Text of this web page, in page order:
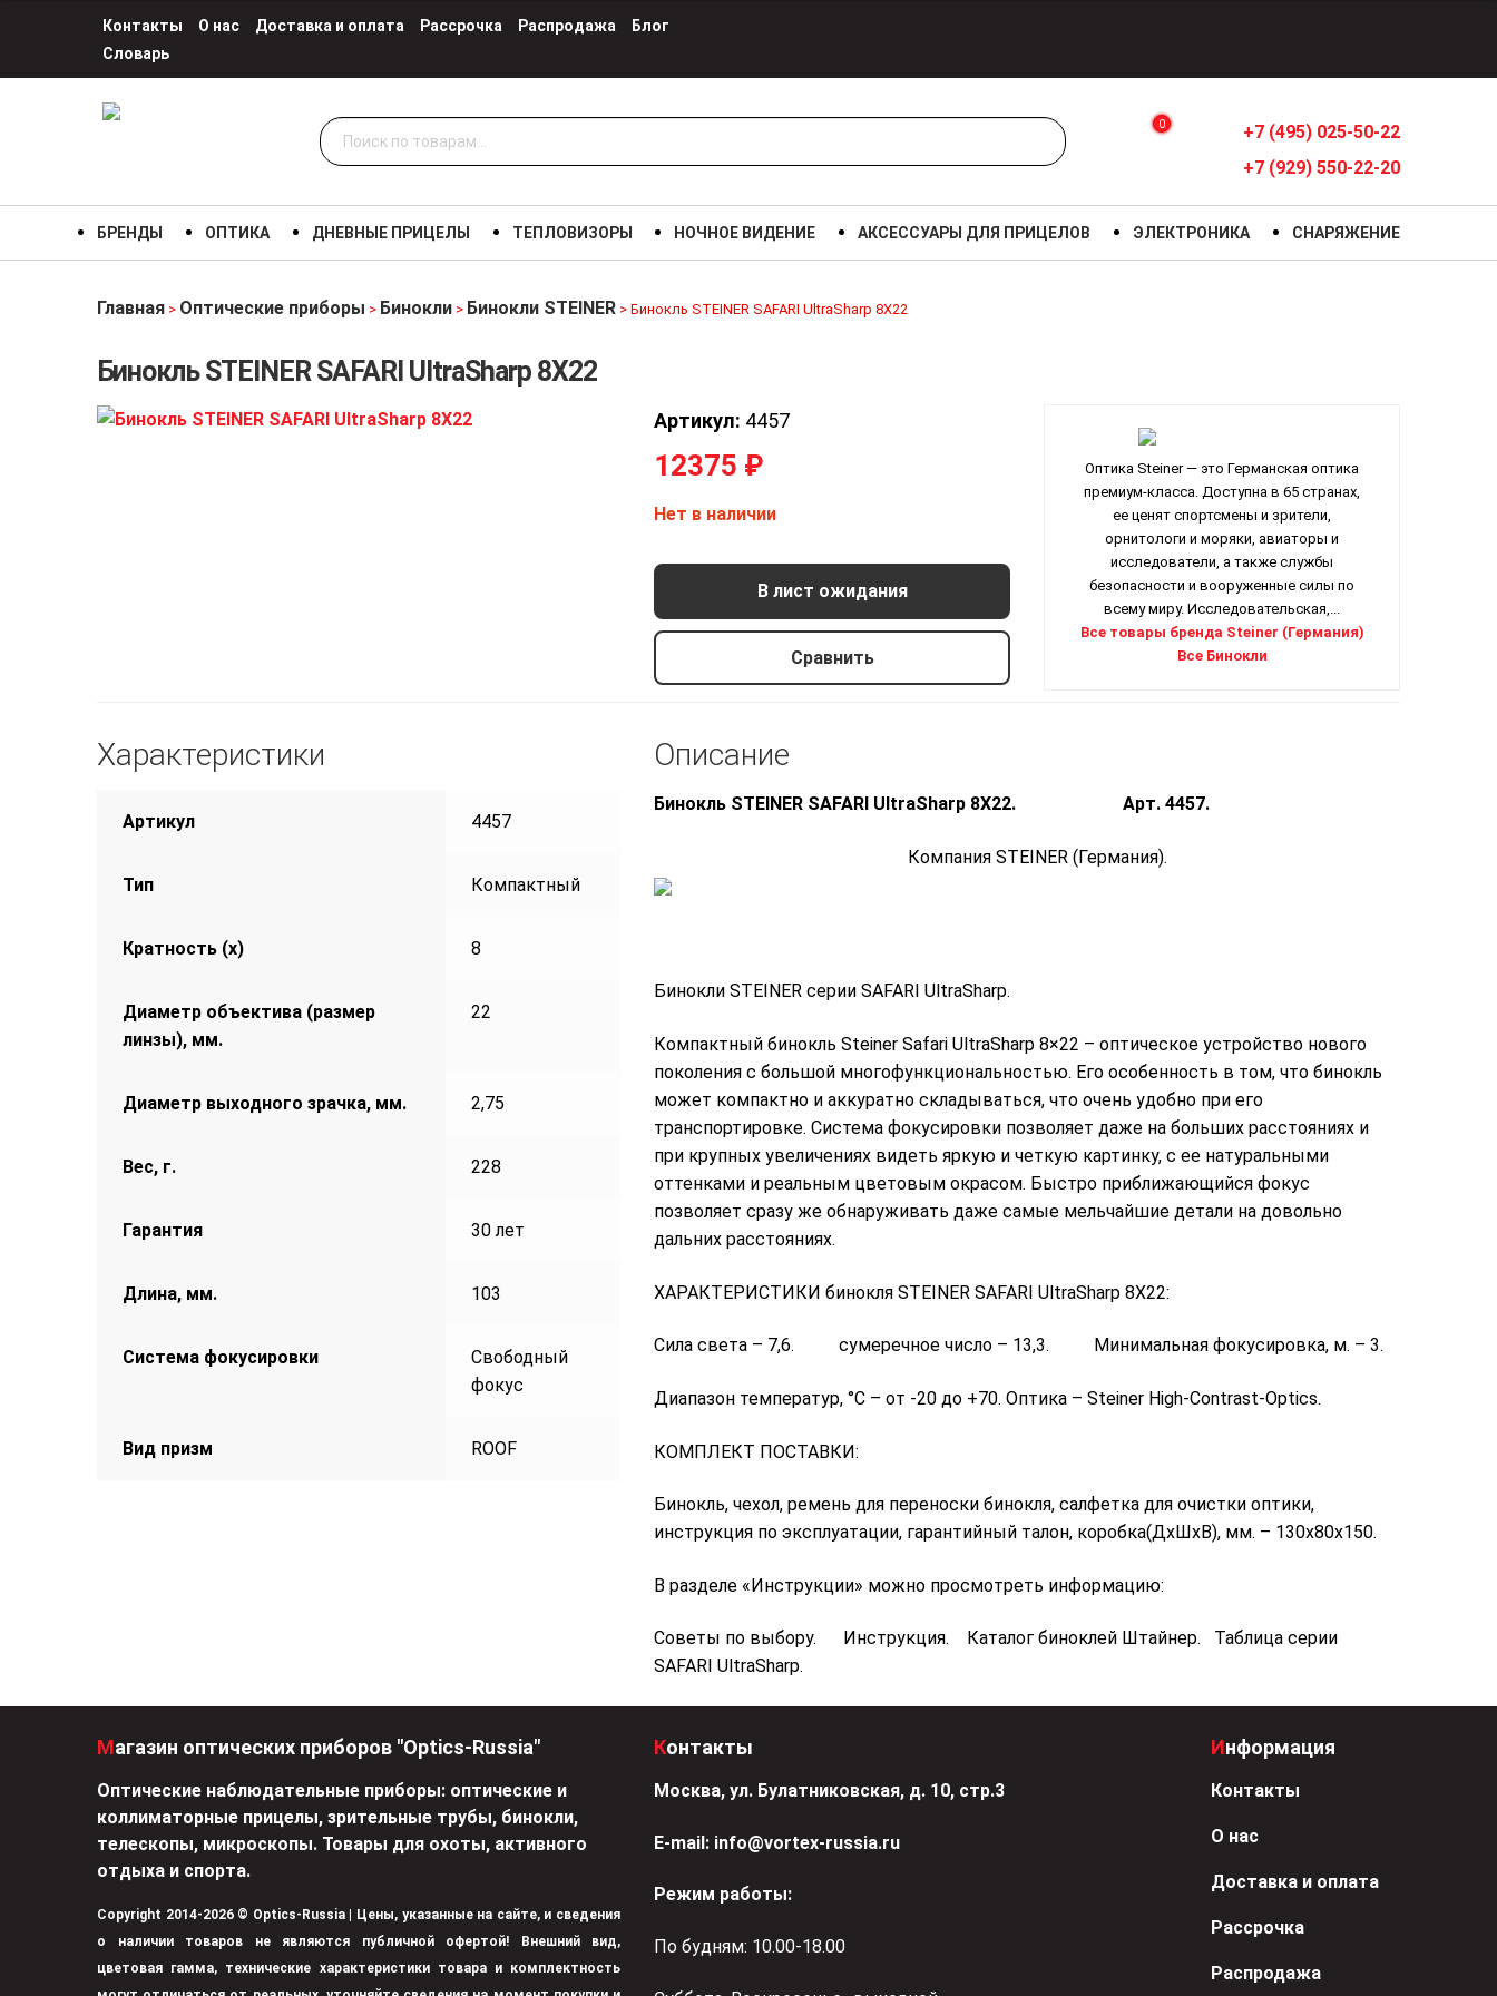
Контакты О нас Доставка и оплата Рассрочка Распродажа
Блог
Словарь
Искать: 0
+7 (495) 025-50-22
+7 (929) 550-22-20
БРЕНДЫ ОПТИКА ДНЕВНЫЕ ПРИЦЕЛЫ ТЕПЛОВИЗОРЫ НОЧНОЕ ВИДЕНИЕ АКСЕССУАРЫ ДЛЯ ПРИЦЕЛОВ ЭЛЕКТРОНИКА СНАРЯЖЕНИЕ
Главная > Оптические приборы > Бинокли > Бинокли STEINER > Бинокль STEINER SAFARI UltraSharp 8X22
Бинокль STEINER SAFARI UltraSharp 8X22
Артикул: 4457
12375 ₽
Нет в наличии
В лист ожидания
Сравнить
Оптика Steiner — это Германская оптика
премиум-класса. Доступна в 65 странах,
ее ценят спортсмены и зрители,
орнитологи и моряки, авиаторы и
исследователи, а также службы
безопасности и вооруженные силы по
всему миру. Исследовательская,...
Все товары бренда Steiner (Германия)
Все Бинокли
8X22
Характеристики
Артикул 4457
Тип Компактный
Кратность (х) 8
Диаметр объектива (размер
линзы), мм.
22
Диаметр выходного зрачка, мм. 2,75
Вес, г. 228
Гарантия 30 лет
Длина, мм. 103
Система фокусировки
Свободный
фокус
Вид призм ROOF
Описание
Бинокль STEINER SAFARI UltraSharp 8X22. Арт. 4457.
Компания STEINER (Германия).
Бинокли STEINER серии SAFARI UltraSharp.
Компактный бинокль Steiner Safari UltraSharp 8×22 – оптическое устройство нового
поколения с большой многофункциональностью. Его особенность в том, что бинокль
может компактно и аккуратно складываться, что очень удобно при его
транспортировке. Cистема фокусировки позволяет даже на больших расстояниях и
при крупных увеличениях видеть яркую и четкую картинку, с ее натуральными
оттенками и реальным цветовым окрасом. Быстро приближающийся фокус
позволяет сразу же обнаруживать даже самые мельчайшие детали на довольно
дальних расстояниях.
ХАРАКТЕРИСТИКИ бинокля STEINER SAFARI UltraSharp 8X22:
Сила света – 7,6. сумеречное число – 13,3. Минимальная фокусировка, м. – 3.
Диапазон температур, °С – от -20 до +70. Оптика – Steiner High-Contrast-Optics.
КОМПЛЕКТ ПОСТАВКИ:
Бинокль, чехол, ремень для переноски бинокля, салфетка для очистки оптики,
инструкция по эксплуатации, гарантийный талон, коробка(ДхШхВ), мм. – 130х80х150.
В разделе «Инструкции» можно просмотреть информацию:
Советы по выбору. Инструкция. Каталог биноклей Штайнер. Таблица серии
SAFARI UltraSharp.
Магазин оптических приборов "Optics-Russia"
Оптические наблюдательные приборы: оптические и
коллиматорные прицелы, зрительные трубы, бинокли,
телескопы, микроскопы. Товары для охоты, активного
отдыха и спорта.
Copyright 2014-2026 © Optics-Russia | Цены, указанные на сайте, и сведения
о наличии товаров не являются публичной офертой! Внешний вид,
цветовая гамма, технические характеристики товара и комплектность
Контакты
Москва, ул. Булатниковская, д. 10, стр.3
Е-mail: info@vortex-russia.ru
Режим работы:
По будням: 10.00-18.00
Информация
Контакты
О нас
Доставка и оплата
Рассрочка
Распродажа